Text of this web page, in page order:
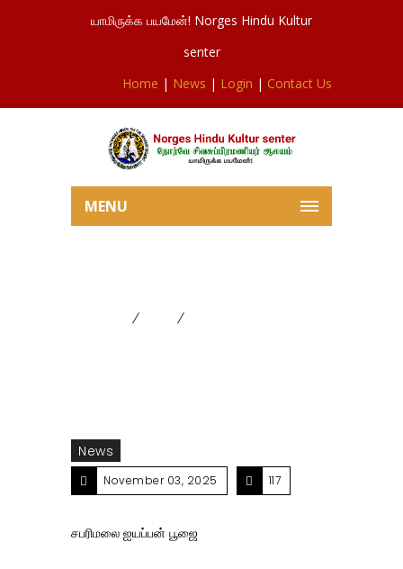
யாமிருக்க பயமேன்! Norges Hindu Kultur
senter
Home | News | Login | Contact Us
MENU
News
November 03, 2025 117
சபரிமலை ஐயப்பன் பூஜை